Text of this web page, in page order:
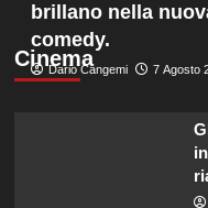
Cinema
brillano nella
comedy.
Dario Cangemi 7 Agosto